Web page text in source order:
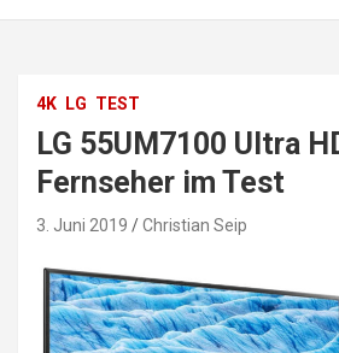
4K LG TEST
LG 55UM7100 Ultra
Fernseher im Test
3. Juni 2019 Christian Seip